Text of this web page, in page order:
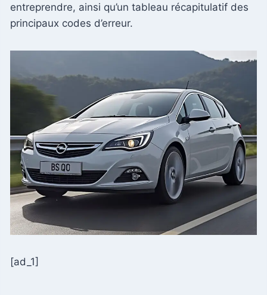
entreprendre, ainsi qu’un tableau récapitulatif des
principaux codes d’erreur.
[ad_1]